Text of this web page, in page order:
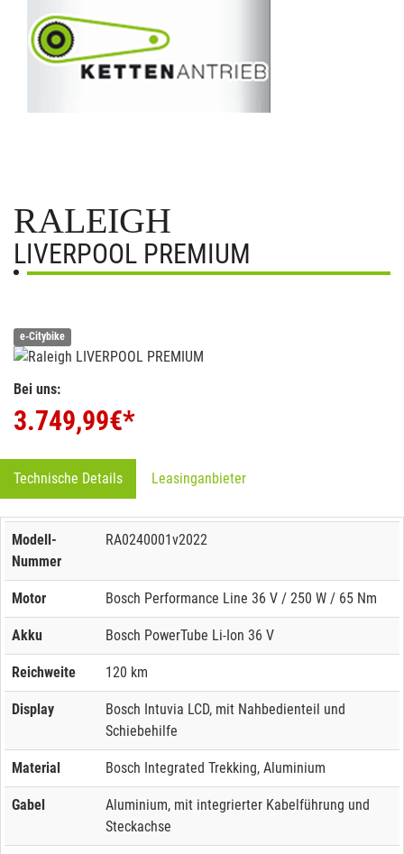
RALEIGH
LIVERPOOL PREMIUM
e-Citybike
Bei uns:
3.749,99€*
Technische Details Leasinganbieter
Modell-
Nummer
RA0240001v2022
Motor Bosch Performance Line 36 V / 250 W / 65 Nm
Akku Bosch PowerTube Li-Ion 36 V
Reichweite 120 km
Display
Bosch Intuvia LCD, mit Nahbedienteil und
Schiebehilfe
Material Bosch Integrated Trekking, Aluminium
Gabel
Aluminium, mit integrierter Kabelführung und
Steckachse